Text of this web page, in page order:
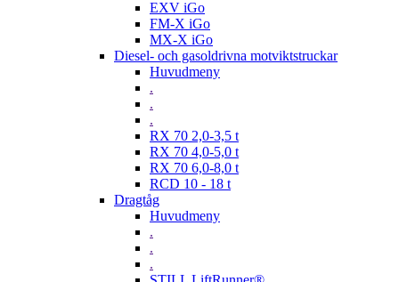
EXV iGo
FM-X iGo
MX-X iGo
Diesel- och gasoldrivna motviktstruckar
Huvudmeny
.
.
.
RX 70 2,0-3,5 t
RX 70 4,0-5,0 t
RX 70 6,0-8,0 t
RCD 10 - 18 t
Dragtåg
Huvudmeny
.
.
.